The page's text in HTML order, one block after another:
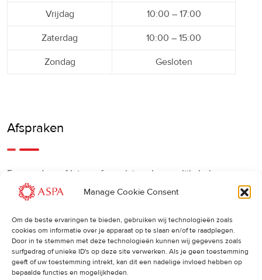
Manage Cookie Consent
Om de beste ervaringen te bieden, gebruiken wij technologieën zoals
cookies om informatie over je apparaat op te slaan en/of te raadplegen.
Door in te stemmen met deze technologieën kunnen wij gegevens zoals
surfgedrag of unieke ID's op deze site verwerken. Als je geen toestemming
geeft of uw toestemming intrekt, kan dit een nadelige invloed hebben op
bepaalde functies en mogelijkheden.
Vrijdag 10:00 – 17:00
Zaterdag 10:00 – 15:00
Zondag Gesloten
Afspraken
Een eerdere of latere afspraak is ook mogelijk, bel ons
gerust.
Cancellations:
Indien u een afspraak wilt wijzigen of annuleren, vragen wij
u dit 24 uur van tevoren door te geven. Anders worden de